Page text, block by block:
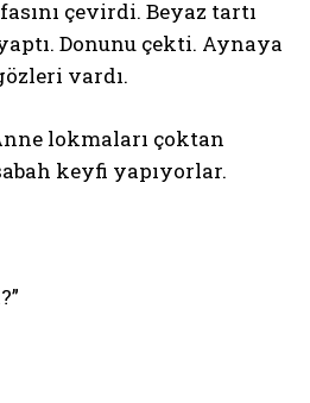
çevirdi. Beyaz tartı
Donunu çekti. Aynaya
vardı.
lokmaları çoktan
keyfi yapıyorlar.